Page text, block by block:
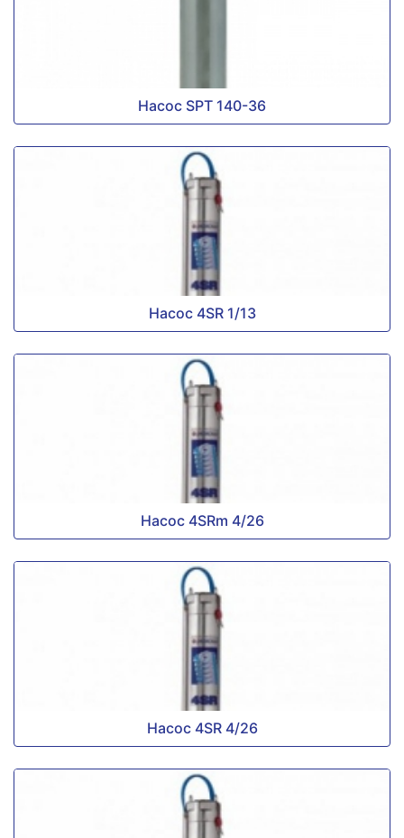
Насос SPT 140-36
Насос 4SR 1/13
Насос 4SRm 4/26
Насос 4SR 4/26